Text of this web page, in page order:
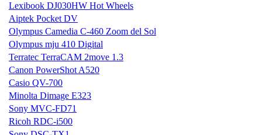
Lexibook DJ030HW Hot Wheels
Aiptek Pocket DV
Olympus Camedia C-460 Zoom del Sol
Olympus mju 410 Digital
Terratec TerraCAM 2move 1.3
Canon PowerShot A520
Casio QV-700
Minolta Dimage E323
Sony MVC-FD71
Ricoh RDC-i500